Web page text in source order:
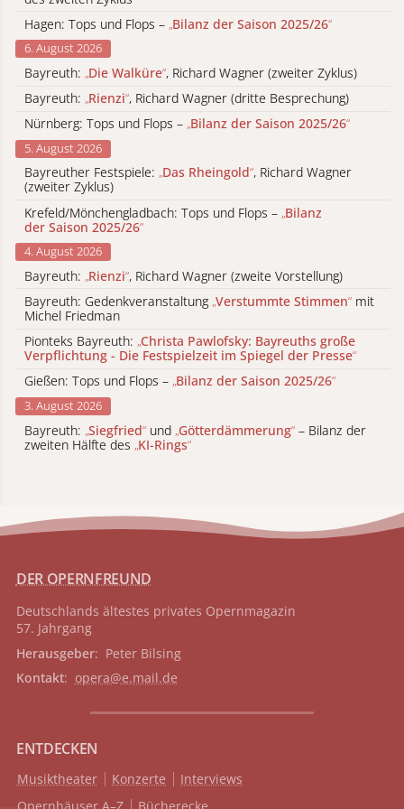
Hagen: Tops und Flops – „Bilanz der Saison 2025/26“
6. August 2026
Bayreuth: „Die Walküre“, Richard Wagner (zweiter Zyklus)
Bayreuth: „Rienzi“, Richard Wagner (dritte Besprechung)
Nürnberg: Tops und Flops – „Bilanz der Saison 2025/26“
5. August 2026
Bayreuther Festspiele: „Das Rheingold“, Richard Wagner
(zweiter Zyklus)
Krefeld/Mönchengladbach: Tops und Flops – „Bilanz
der Saison 2025/26“
4. August 2026
Bayreuth: „Rienzi“, Richard Wagner (zweite Vorstellung)
Bayreuth: Gedenkveranstaltung „Verstummte Stimmen“ mit
Michel Friedman
Pionteks Bayreuth: „Christa Pawlofsky: Bayreuths große
Verpflichtung - Die Festspielzeit im Spiegel der Presse“
Gießen: Tops und Flops – „Bilanz der Saison 2025/26“
3. August 2026
Bayreuth: „Siegfried“ und „Götterdämmerung“ – Bilanz der
zweiten Hälfte des „KI-Rings“
DER OPERNFREUND
Deutschlands ältestes privates Opernmagazin
57. Jahrgang
Herausgeber: Peter Bilsing
Kontakt: opera@e.mail.de
ENTDECKEN
Musiktheater Konzerte
Interviews